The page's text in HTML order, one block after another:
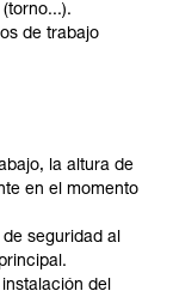
de trabajo
la altura de
en el momento
seguridad al
del